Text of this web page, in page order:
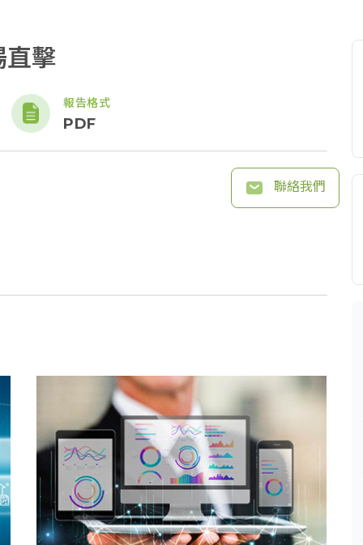
擊
報告格式
PDF
聯絡我們